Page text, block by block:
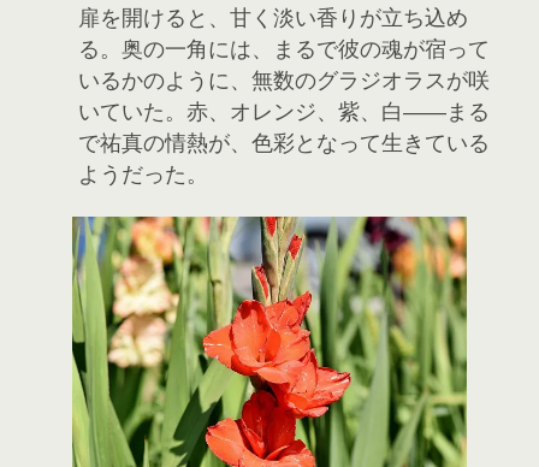
扉を開けると、甘く淡い香りが立ち込め
る。奥の一角には、まるで彼の魂が宿って
いるかのように、無数のグラジオラスが咲
いていた。赤、オレンジ、紫、白――まる
で祐真の情熱が、色彩となって生きている
ようだった。